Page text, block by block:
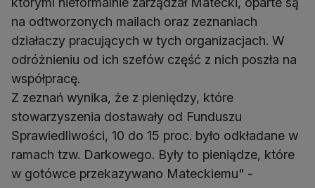
na odtworzonych mailach oraz zeznaniach
działaczy pracujących w tych organizacjach. W
odróżnieniu od ich szefów część z nich poszła na
współpracę.
Z zeznań wynika, że z pieniędzy, które
stowarzyszenia dostawały od Funduszu
Sprawiedliwości, 10 do 15 proc. było odkładane w
ramach tzw. Darkowego. Były to pieniądze, które
w gotówce przekazywano Mateckiemu" -